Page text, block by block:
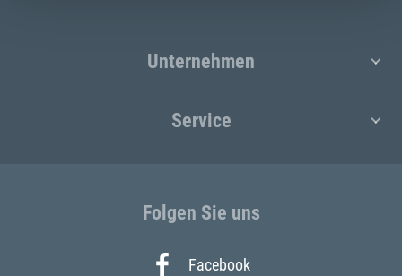
Unternehmen
Service
Folgen Sie uns
Facebook